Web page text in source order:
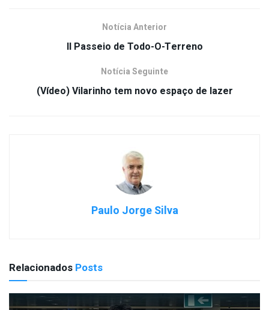
Notícia Anterior
II Passeio de Todo-O-Terreno
Notícia Seguinte
(Vídeo) Vilarinho tem novo espaço de lazer
Paulo Jorge Silva
Relacionados Posts